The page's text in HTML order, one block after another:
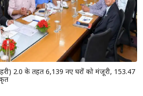
2.0 के तहत 6,139 नए घरों को मंजूरी, 153.47